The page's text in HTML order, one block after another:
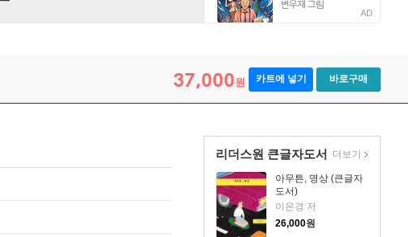
AD
37,000원 카트에 넣기 바로구매
리더스원 큰글자도서
아무튼, 명상 (큰글자
도서)
이은경 저
26,000원
더보기